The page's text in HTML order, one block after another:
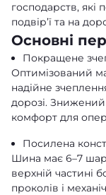
господарств, які
подвір’ї та на
Основні
Покращене
Оптимізований
надійне
дорозі. Знижений
комфорт для
Посилена
Шина має 6–7
верхній частині
проколів і